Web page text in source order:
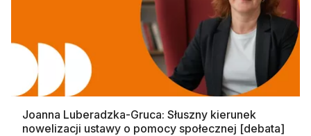
Joanna Luberadzka-Gruca: Słuszny kierunek
nowelizacji ustawy o pomocy społecznej [debata]